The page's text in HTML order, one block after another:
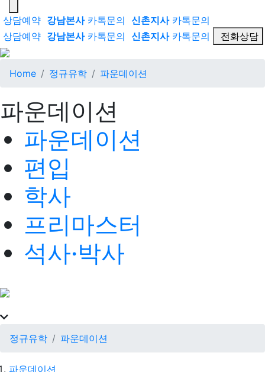
상담예약 강남본사카톡문의 신촌지사카톡문의
상담예약 강남본사카톡문의 신촌지사카톡문의 전화상담
Home 정규유학 파운데이션
파운데이션
파운데이션
편입
학사
프리마스터
석사·박사
정규유학 파운데이션
파운데이션